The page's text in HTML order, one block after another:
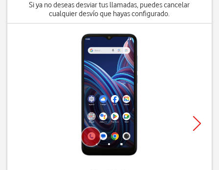
Si ya no deseas desviar tus llamadas, puedes cancelar
cualquier desvío que hayas configurado.